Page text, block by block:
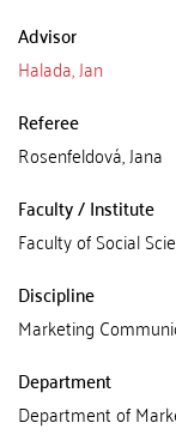
Advisor
Halada, Jan
Referee
Rosenfeldová, Jana
Faculty / Institute
Faculty of Social
Discipline
Marketing
Department
Department of